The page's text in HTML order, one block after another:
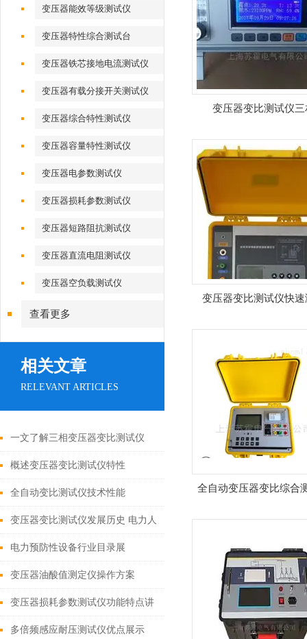
变压器能效等级测试仪
变压器特性综合测试台
变压器铁芯接地电流测试仪
变压器有载分接开关测试仪
变压器综合特性测试仪
变压器容量特性测试仪
变压器电参数测试仪
变压器损耗参数测试仪
变压器短路阻抗测试仪
变压器直流电阻测试仪
变压器空负载测试仪
查看更多
相关文章
RELEVANT ARTICLES
一文了解三相变压器变比测试仪
概述变压器变比测试仪特性
全自动变比测试仪技术性能
变压器变比测试仪发展历史 电力人
值得拥有
电力预防性设备行业目录展
变压器油酸值测定仪操作方案
变压器损耗参数测试仪功能特点讲
解
多倍频感应耐压测试仪优点展示
变压器变比测试仪三
变压器变比测试仪快速
全自动变压器变比综合